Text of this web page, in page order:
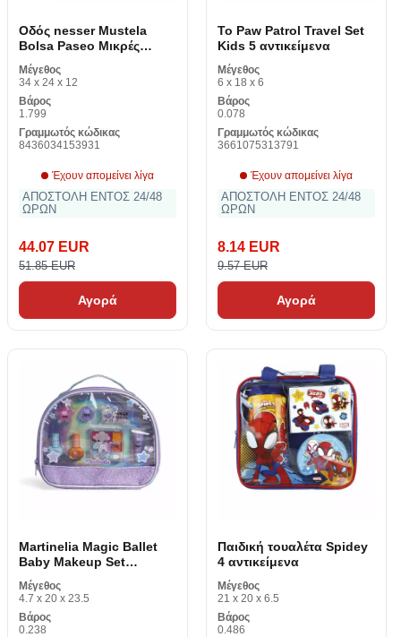
Οδός nesser Mustela
Bolsa Paseo Μικρές
στιγμές Lunares Lote 6
Μέγεθος
34 x 24 x 12
Βάρος
1.799
Γραμμωτός κώδικας
8436034153931
Έχουν απομείνει λίγα
ΑΠΟΣΤΟΛΗ ΕΝΤΟΣ 24/48
ΩΡΩΝ
44.07 EUR
51.85 EUR
Αγορά
Το Paw Patrol Travel Set
Kids 5 αντικείμενα
Μέγεθος
6 x 18 x 6
Βάρος
0.078
Γραμμωτός κώδικας
3661075313791
Έχουν απομείνει λίγα
ΑΠΟΣΤΟΛΗ ΕΝΤΟΣ 24/48
ΩΡΩΝ
8.14 EUR
9.57 EUR
Αγορά
Martinelia Magic Ballet
Baby Makeup Set
Nessesser 7 αντικείμενα
Μέγεθος
4.7 x 20 x 23.5
Βάρος
0.238
Παιδική τουαλέτα Spidey
4 αντικείμενα
Μέγεθος
21 x 20 x 6.5
Βάρος
0.486